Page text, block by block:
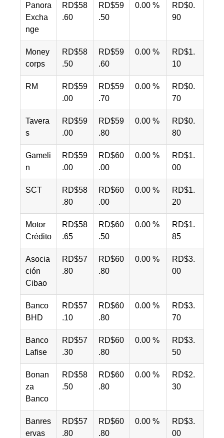
Panora
Excha
nge
RD$58
.60
RD$59
.50
0.00 %
RD$0.
90
Money
corps
RD$58
.50
RD$59
.60
0.00 %
RD$1.
10
RM
RD$59
.00
RD$59
.70
0.00 %
RD$0.
70
Tavera
s
RD$59
.00
RD$59
.80
0.00 %
RD$0.
80
Gameli
n
RD$59
.00
RD$60
.00
0.00 %
RD$1.
00
SCT
RD$58
.80
RD$60
.00
0.00 %
RD$1.
20
Motor
Crédito
RD$58
.65
RD$60
.50
0.00 %
RD$1.
85
Asocia
ción
Cibao
RD$57
.80
RD$60
.80
0.00 %
RD$3.
00
Banco
BHD
RD$57
.10
RD$60
.80
0.00 %
RD$3.
70
Banco
Lafise
RD$57
.30
RD$60
.80
0.00 %
RD$3.
50
Bonan
za
Banco
RD$58
.50
RD$60
.80
0.00 %
RD$2.
30
Banres
ervas
RD$57
.80
RD$60
.80
0.00 %
RD$3.
00